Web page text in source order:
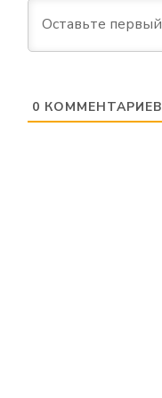
0 КОММЕНТАРИЕВ